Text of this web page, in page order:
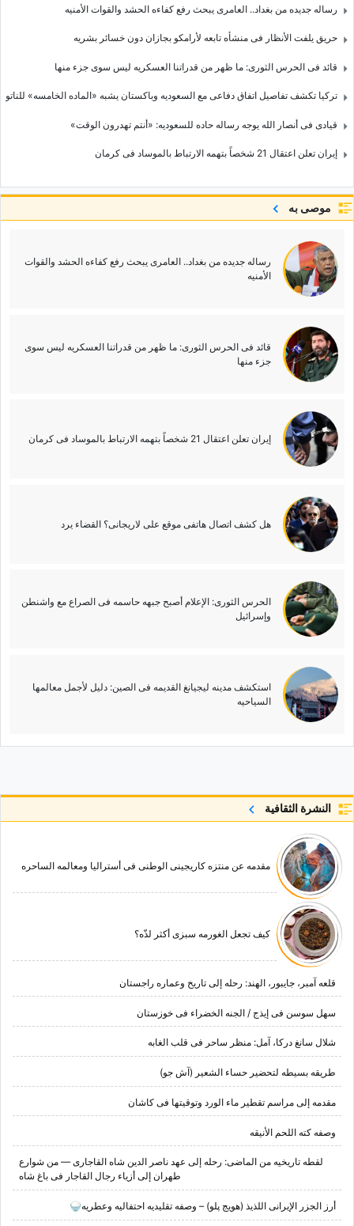
رساله جدیده من بغداد.. العامری یبحث رفع کفاءه الحشد والقوات الأمنیه
حریق یلفت الأنظار فی منشأه تابعه لأرامکو بجازان دون خسائر بشریه
قائد فی الحرس الثوری: ما ظهر من قدراتنا العسکریه لیس سوى جزء منها
ترکیا تکشف تفاصیل اتفاق دفاعی مع السعودیه وباکستان یشبه «الماده الخامسه» للناتو
قیادی فی أنصار الله یوجه رساله حاده للسعودیه: «أنتم تهدرون الوقت»
إیران تعلن اعتقال 21 شخصاً بتهمه الارتباط بالموساد فی کرمان
موصى به
رساله جدیده من بغداد.. العامری یبحث رفع کفاءه الحشد والقوات
الأمنیه
قائد فی الحرس الثوری: ما ظهر من قدراتنا العسکریه لیس سوى
جزء منها
إیران تعلن اعتقال 21 شخصاً بتهمه الارتباط بالموساد فی کرمان
هل کشف اتصال هاتفی موقع علی لاریجانی؟ القضاء یرد
الحرس الثوری: الإعلام أصبح جبهه حاسمه فی الصراع مع واشنطن
وإسرائیل
استکشف مدینه لیجیانغ القدیمه فی الصین: دلیل لأجمل معالمها
السیاحیه
النشرة الثقافية
مقدمه عن منتزه کاریجینی الوطنی فی أسترالیا ومعالمه الساحره
کیف تجعل الغورمه سبزی أکثر لذّه؟
قلعه آمبر، جایبور، الهند: رحله إلى تاریخ وعماره راجستان
سهل سوسن فی إیذج / الجنه الخضراء فی خوزستان
شلال سانغ درکا، آمل: منظر ساحر فی قلب الغابه
طریقه بسیطه لتحضیر حساء الشعیر (آش جو)
مقدمه إلى مراسم تقطیر ماء الورد وتوقیتها فی کاشان
وصفه کته اللحم الأنیقه
لقطه تاریخیه من الماضی: رحله إلى عهد ناصر الدین شاه القاجاری — من شوارع
طهران إلى أزیاء رجال القاجار فی باغ شاه
أرز الجزر الإیرانی اللذیذ (هویج پلو) – وصفه تقلیدیه احتفالیه وعطریه🍚